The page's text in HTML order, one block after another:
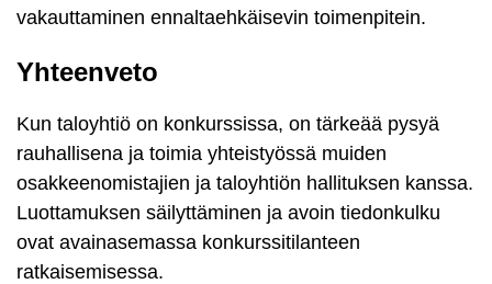
vakauttaminen ennaltaehkäisevin toimenpitein.
Yhteenveto
Kun taloyhtiö on konkurssissa, on tärkeää pysyä
rauhallisena ja toimia yhteistyössä muiden
osakkeenomistajien ja taloyhtiön hallituksen kanssa.
Luottamuksen säilyttäminen ja avoin tiedonkulku
ovat avainasemassa konkurssitilanteen
ratkaisemisessa.